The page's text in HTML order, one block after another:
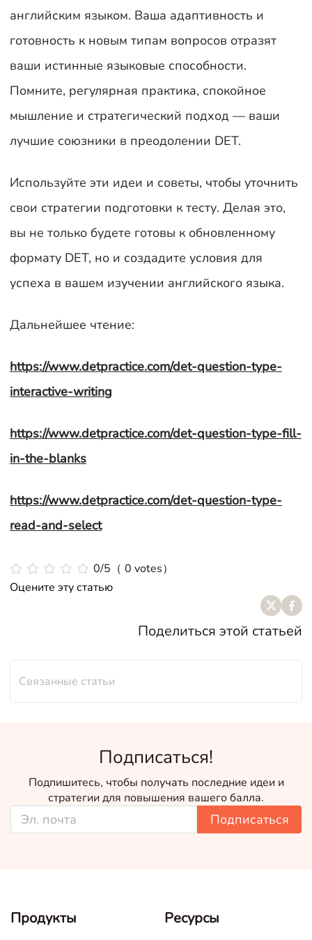
английским языком. Ваша адаптивность и
готовность к новым типам вопросов отразят
ваши истинные языковые способности.
Помните, регулярная практика, спокойное
мышление и стратегический подход — ваши
лучшие союзники в преодолении DET.
Используйте эти идеи и советы, чтобы уточнить
свои стратегии подготовки к тесту. Делая это,
вы не только будете готовы к обновленному
формату DET, но и создадите условия для
успеха в вашем изучении английского языка.
Дальнейшее чтение:
https://www.detpractice.com/det-question-type-
interactive-writing
https://www.detpractice.com/det-question-type-fill-
in-the-blanks
https://www.detpractice.com/det-question-type-
read-and-select
0/5（ 0 votes）
Оцените эту статью
Поделиться этой статьей
Связанные статьи
Подписаться!
Подпишитесь, чтобы получать последние идеи и
стратегии для повышения вашего балла.
Подписаться
Продукты Ресурсы